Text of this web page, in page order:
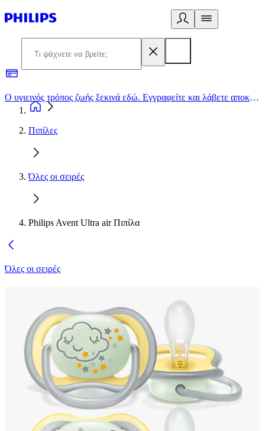
Ο υγιεινός τρόπος ζωής ξεκινά εδώ. Εγγραφείτε και λάβετε αποκλειστικές προσφορές
Πιπίλες
Όλες οι σειρές
Philips Avent Ultra air Πιπίλα
Όλες οι σειρές